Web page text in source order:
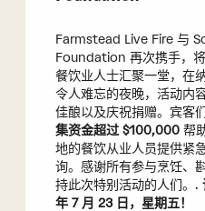
Farmstead Live Fire 与
Foundation 再次携手，
餐饮业人士汇聚一堂，在
令人难忘的夜晚，活动内
佳酿以及庆祝捐赠。宾客
集资金超过 $100,000帮
地的餐饮从业人员提供紧
询。感谢所有参与烹饪、
持此次特别活动的人们。.
年 7 月 23 日，星期五！